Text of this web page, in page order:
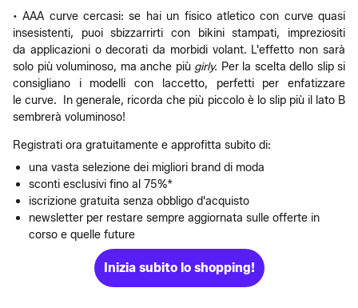
• AAA curve cercasi: se hai un fisico atletico con curve quasi
insesistenti, puoi sbizzarrirti con bikini stampati, impreziositi
da applicazioni o decorati da morbidi volant. L'effetto non sarà
solo più voluminoso, ma anche più girly. Per la scelta dello slip si
consigliano i modelli con laccetto, perfetti per enfatizzare
le curve. In generale, ricorda che più piccolo è lo slip più il lato B
sembrerà voluminoso!
Registrati ora gratuitamente e approfitta subito di:
una vasta selezione dei migliori brand di moda
sconti esclusivi fino al 75%*
iscrizione gratuita senza obbligo d'acquisto
newsletter per restare sempre aggiornata sulle offerte in
corso e quelle future
Inizia subito lo shopping!